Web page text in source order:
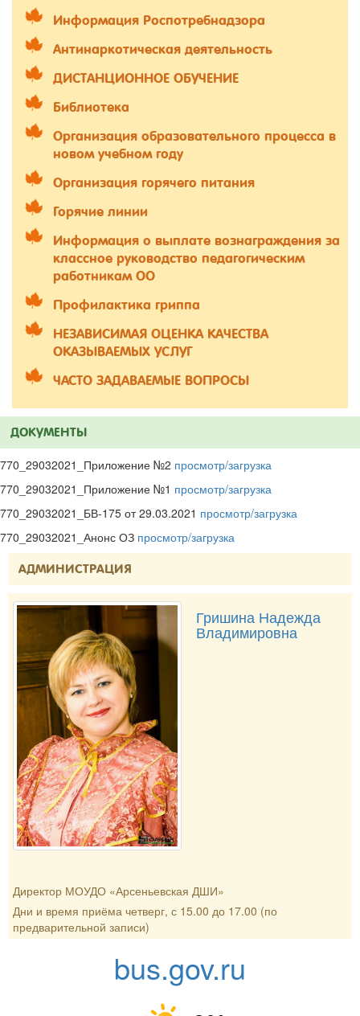
Информация Роспотребнадзора
Антинаркотическая деятельность
ДИСТАНЦИОННОЕ ОБУЧЕНИЕ
Библиотека
Организация образовательного процесса в
новом учебном году
Организация горячего питания
Горячие линии
Информация о выплате вознаграждения за
классное руководство педагогическим
работникам ОО
Профилактика гриппа
НЕЗАВИСИМАЯ ОЦЕНКА КАЧЕСТВА
ОКАЗЫВАЕМЫХ УСЛУГ
ЧАСТО ЗАДАВАЕМЫЕ ВОПРОСЫ
ДОКУМЕНТЫ
770_29032021_Приложение №2 просмотр/загрузка
770_29032021_Приложение №1 просмотр/загрузка
770_29032021_БВ-175 от 29.03.2021 просмотр/загрузка
770_29032021_Анонс ОЗ просмотр/загрузка
АДМИНИСТРАЦИЯ
Гришина Надежда
Владимировна
Директор МОУДО «Арсеньевская ДШИ»
Дни и время приёма четверг, с 15.00 до 17.00 (по
предварительной записи)
bus.gov.ru